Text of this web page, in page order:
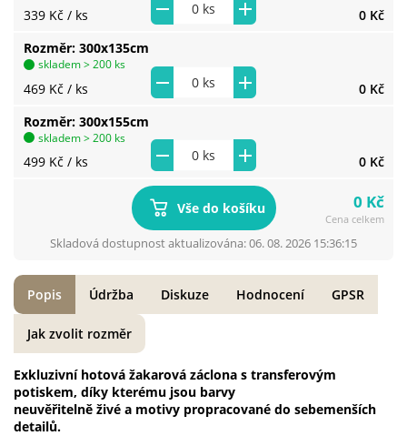
339 Kč / ks 0 Kč
Rozměr 300x135cm
469 Kč / ks 0 Kč
skladem > 200 ks
Rozměr 300x155cm
499 Kč / ks 0 Kč
skladem > 200 ks
Vše do košíku 0 Kč
Cena celkem
Skladová dostupnost aktualizována: 06. 08. 2026 15:36:15
Exkluzivní hotová žakarová záclona s transferovým
potiskem, díky kterému jsou barvy
neuvěřitelně živé a motivy propracované do sebemenších
detailů.
Popis Údržba Diskuze Hodnocení GPSR
Jak zvolit rozměr